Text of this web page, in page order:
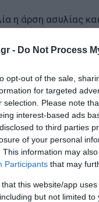
- Do Not Process
opt-out of the sale,
for targeted
selection. Please note
interest-based ads
to third parties
of your personal
This information may
Participants that may
that this website/app
but not limited
η άρση ασυλίας
νέο κόμμα ο
άλλο αμπαλάζ
με
Lykavitos.gr